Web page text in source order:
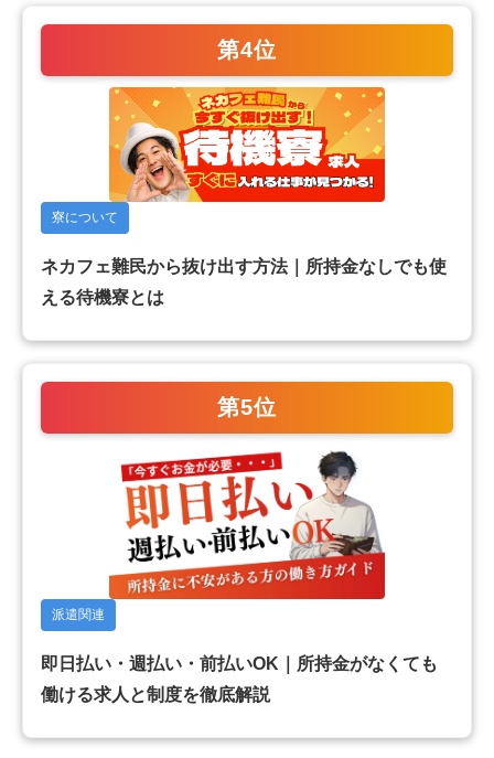
第4位
寮について
ネカフェ難民から抜け出す方法｜所持金なしでも使
える待機寮とは
第5位
派遣関連
即日払い・週払い・前払いOK｜所持金がなくても
働ける求人と制度を徹底解説